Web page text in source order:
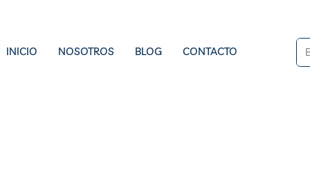
INICIO NOSOTROS BLOG CONTACTO